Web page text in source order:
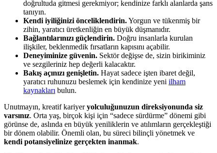
doğrultuda gitmesi gerekmiyor; kendinize farklı alanlarda şans
tanıyın.
Kendi iyiliğinizi önceliklendirin.Yorgun ve tükenmiş bir
zihin, yaratıcı üretkenliğin en büyük düşmanıdır.
Bağlantılarınızı güçlendirin. Doğru insanlarla kurulan
ilişkiler, beklenmedik fırsatların kapısını açabilir.
Deneyiminize güvenin. Sektör değişse de, sizin birikiminiz
ve sezgileriniz hep değerli kalacaktır.
Bakış açınızı genişletin. Hayat sadece işten ibaret değil,
yaratıcı ruhunuzu beslemek için kendinize yeni ilham
kaynakları bulun.
Unutmayın, kreatif kariyeryolculuğunuzun direksiyonunda siz
varsınız. Orta yaş, birçok kişi için “sadece sürdürme” dönemi gibi
görünse de, aslında en büyük yeniliklerin ve atılımların gerçekleştiği
bir dönem olabilir. Önemli olan, bu süreci bilinçli yönetmek ve
kendi potansiyelinize gerçekten inanmak.